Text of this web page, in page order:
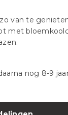
van te
met
nog 8-9